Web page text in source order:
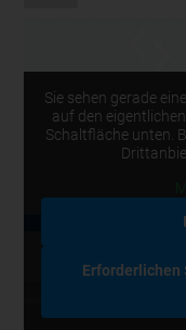
Sie sehen gerade
auf den
Schaltfläche unten.
Erforderlichen